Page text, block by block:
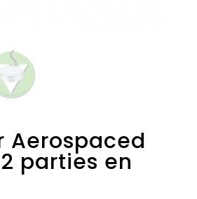
Aerospaced
parties en